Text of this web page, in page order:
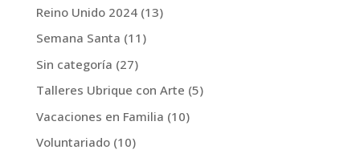
Reino Unido 2024(13)
Semana Santa (11)
Sin categoría (27)
Talleres Ubrique con Arte (5)
Vacaciones en Familia (10)
Voluntariado(10)